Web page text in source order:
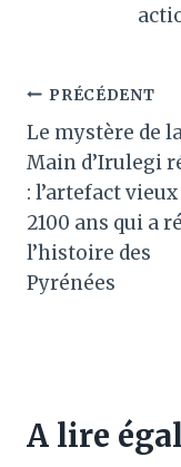
Navigation
de
l’article
PRÉCÉDENT
Le mystère de
Main d’Irulegi
: l’artefact vieux
2100 ans qui a
l’histoire des
Pyrénées
A lire